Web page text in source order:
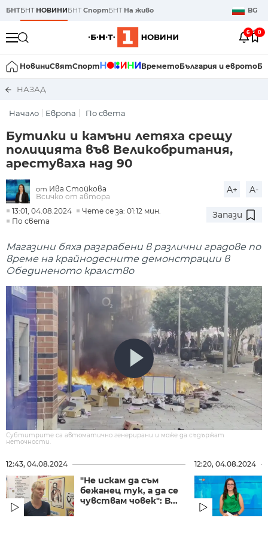
БНТБНТ НОВИНИБНТСпортБНТ На живо BG
6 0
НовиниСвятСпорт ВреметоБългария и еврото
НАЗАД
Начало Европа По света
Бутилки и камъни летяха срещу
полицията във Великобритания,
арестуваха над 90
от Ива Стойкова
Всичко от автора
A+ A-
13:01, 04.08.2024
Чете се за: 01:12 мин.
По света
Запази
Магазини бяха разграбени в различни градове по
време на крайнодесните демонстрации в
Обединеното кралство
Субтитрите са автоматично генерирани и може да съдържат
неточности.
12:43, 04.08.2024
"Не искам да съм
бежанец тук, а да се
чувствам човек": В...
12:20, 04.08.2024